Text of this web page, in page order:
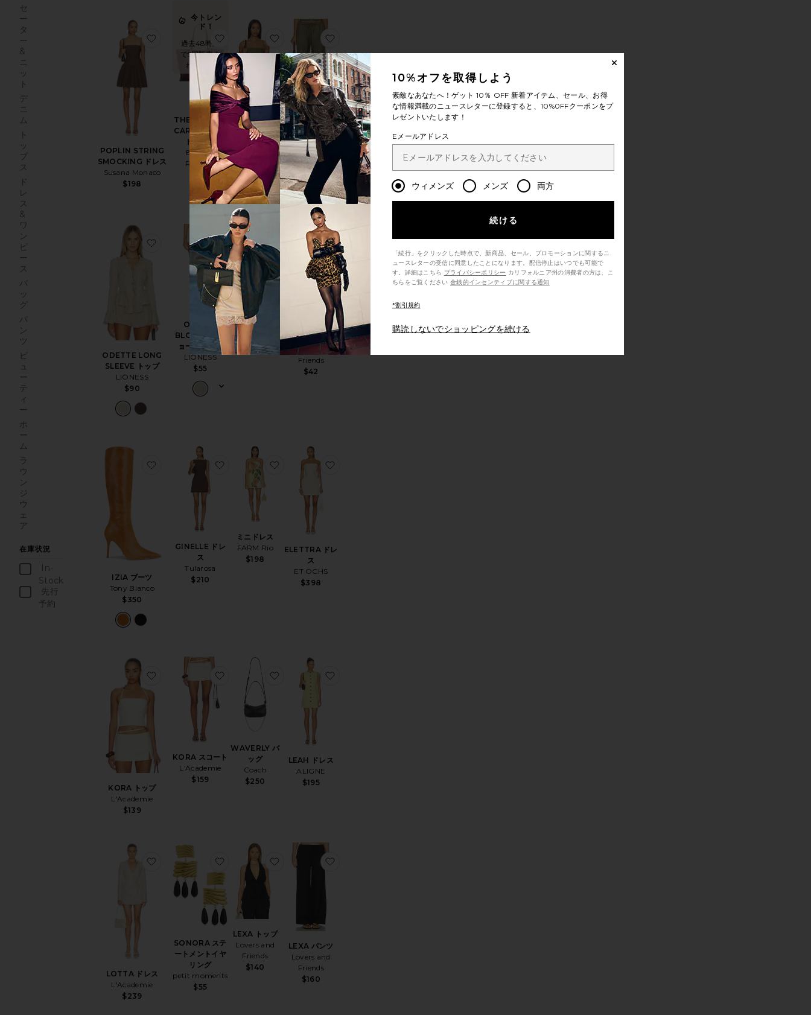
セ
ー
タ
ー
&
ニ
ッ
ト
デ
ニ
ム
ト
ッ
プ
ス
ド
レ
ス
&
ワ
ン
ピ
ー
ス
バ
ッ
グ
パ
ン
ツ
ビ
ュ
ー
テ
ィ
ー
ホ
ー
ム
ラ
ウ
ン
ジ
ウ
ェ
ア
在庫状況
Stock
予約
POPLIN STRING
SMOCKING ドレス
Susana Monaco
$198
お気に入りPOPLIN STRING SMOCKING ドレス
今トレン
ド！
過去48時間
で5回販売さ
れました
THE HARPER
CARYALL トー
トバッグ
8 Other
Reasons
$189
お気に入りTHE HARPER CARYALL トートバッグ
DANIEL スク
エアネックタ
ンク
LESET
Daniel
Drawstring
Pocket Pant
LESET
$380
ODETTE LONG
SLEEVE トップ
LIONESS
$90
お気に入りODETTE LONG SLEEVE トップ
ODETTE
BLOOMER シ
ョートパンツ
LIONESS
$55
お気に入りODETTE BLOOMER ショートパンツ
SADEE ドレス
PISTOLA
$188
お気に入りSADEE ドレス
今トレン
ド！
過去48時間で
6回販売され
ました
ELARAH イヤリ
ング
Lovers and
Friends
$42
お気に入りELARAH イヤリング
IZIA ブーツ
Tony Bianco
$350
お気に入りIZIA ブーツ
GINELLE ドレ
ス
Tularosa
$210
お気に入りGINELLE ドレス
ミニドレス
FARM Rio
$198
お気に入りミニドレス
ELETTRA ドレ
ス
ET OCHS
$398
KORA トップ
L'Academie
$139
お気に入りKORA トップ
KORA スコート
L'Academie
$159
お気に入りKORA スコート
WAVERLY バ
ッグ
Coach
$250
LEAH ドレス
ALIGNE
$195
LOTTA ドレス
L'Academie
$239
お気に入りLOTTA ドレス
SONORA ステ
ートメントイヤ
リング
petit moments
$55
お気に入りSONORA ステートメントイヤリング
LEXA トップ
Lovers and
Friends
$140
お気に入りLEXA トップ
LEXA パンツ
Lovers and
Friends
$160
10%オフを取得しよう
素敵なあなたへ！ゲット 10％ OFF 新着アイテム、セール、お得
な情報満載のニュースレターに登録すると、10%0FFクーポンをプ
レゼントいたします！
Eメールアドレス
ウィメンズ メンズ 両方
続ける
「続行」をクリックした時点で、新商品、セール、プロモーションに関するニ
ュースレターの受信に同意したことになります。配信停止はいつでも可能で
す。詳細はこちら プライバシーポリシー
ちらをご覧ください 金銭的インセンティブに関する通知
*割引規約
購読しないでショッピングを続ける